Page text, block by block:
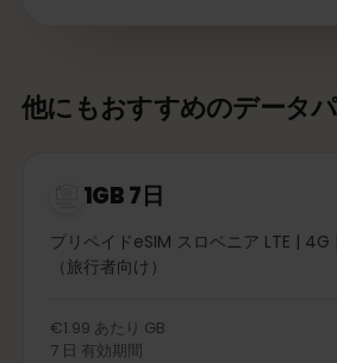
他にもおすすめのデータ
1GB 7日
プリペイドeSIM スロベニア LTE | 4G
（旅行者向け）
€1.99 あたり GB
7 日 有効期間